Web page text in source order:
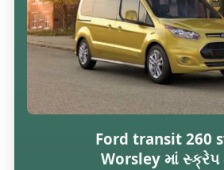
Ford transit 260
Worsley માં